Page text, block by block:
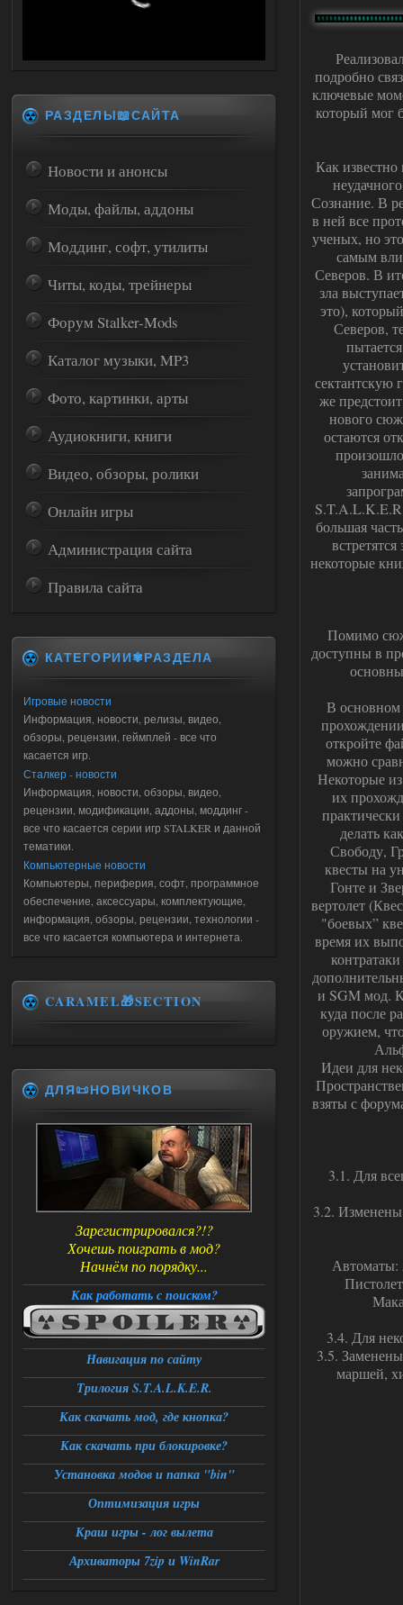
подробно
ключевые
который мог
Как
Сознание. В
в ней все
ученых, но
самым
Северов. В
зла
это),
Северов,
сектантскую
же
нового
остаются
большая
некоторые
Помимо
доступны в
В основном
откройте
можно
Некоторые
их
делать
Свободу,
квесты на
Гонте и
вертолет
"боевых”
время их
и SGM мод.
куда после
оружием,
Идеи для
взяты с
3.1. Для
3.2.
3.4. Для
3.5.
маршей,
РАЗДЕЛЫ📖САЙТА
Новости и анонсы
Моды, файлы, аддоны
Моддинг, софт, утилиты
Читы, коды, трейнеры
Форум Stalker-Mods
Каталог музыки, MP3
Фото, картинки, арты
Аудиокниги, книги
Видео, обзоры, ролики
Онлайн игры
Администрация сайта
Правила сайта
КАТЕГОРИИ✾РАЗДЕЛА
Игровые новости
Информация, новости, релизы, видео,
обзоры, рецензии, геймплей - все что
касается игр.
Сталкер - новости
Информация, новости, обзоры, видео,
рецензии, модификации, аддоны, моддинг -
все что касается серии игр STALKER и данной
тематики.
Компьютерные новости
Компьютеры, периферия, софт, программное
обеспечение, аксессуары, комплектующие,
информация, обзоры, рецензии, технологии -
все что касается компьютера и интернета.
CARAMEL🎁SECTION
ДЛЯ📜НОВИЧКОВ
Зарегистрировался?!?
Хочешь поиграть в мод?
Начнём по порядку...
Как работать с поиском?
Навигация по сайту
Трилогия S.T.A.L.K.E.R.
Как скачать мод, где кнопка?
Как скачать при блокировке?
Установка модов и папка "bin"
Оптимизация игры
Краш игры - лог вылета
Архиваторы 7zip и WinRar